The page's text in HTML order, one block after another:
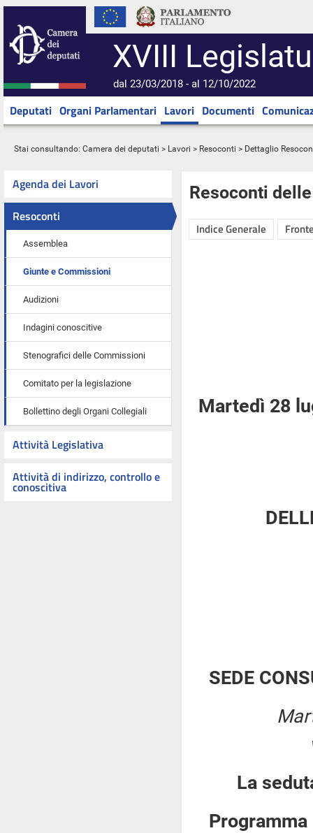
XVIII
dal 23/03/2018 - al 12/10/2022
Deputati Organi Parlamentari Lavori Documenti
Stai consultando: Camera dei deputati > Lavori > Resoconti > Dettaglio
Agenda dei Lavori
Resoconti
Assemblea
Giunte e Commissioni
Audizioni
Indagini conoscitive
Stenografici delle Commissioni
Comitato per la legislazione
Bollettino degli Organi Collegiali
Attività Legislativa
Attività di indirizzo, controllo e
conoscitiva
Resoconti
Indice Generale
Martedì 28
SEDE
La